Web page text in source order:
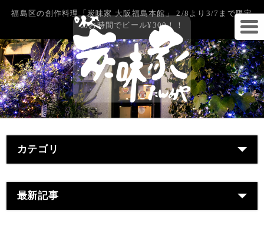
福島区の創作料理「炭味家 大阪福島本館」 2/8より3/7まで限定
のお時間でビール¥300！！
カテゴリ
最新記事